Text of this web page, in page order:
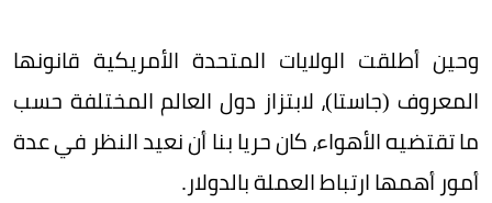
وحين أطلقت الولايات المتحدة الأمريكية قانونها
المعروف (جاستا)، لابتزاز دول العالم المختلفة حسب
ما تقتضيه الأهواء، كان حريا بنا أن نعيد النظر في عدة
أمور أهمها ارتباط العملة بالدولار.